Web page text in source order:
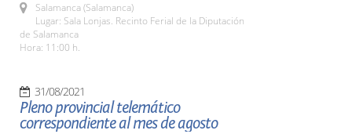
Salamanca (Salamanca)
Lugar: Sala Lonjas. Recinto Ferial de la Diputación
de Salamanca
Hora: 11:00 h.
31/08/2021
Pleno provincial telemático
correspondiente al mes de agosto